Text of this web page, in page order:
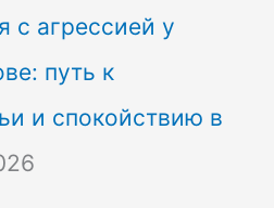
с агрессией у
путь к
и спокойствию в